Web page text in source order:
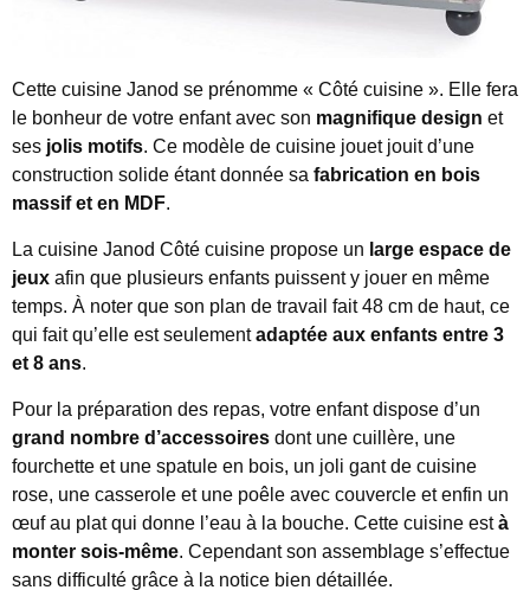
Cette cuisine Janod se prénomme « Côté cuisine ». Elle fera
le bonheur de votre enfant avec son magnifique design et
ses jolis motifs. Ce modèle de cuisine jouet jouit d’une
construction solide étant donnée sa fabrication en bois
massif et en MDF.
La cuisine Janod Côté cuisine propose un large espace de
jeux afin que plusieurs enfants puissent y jouer en même
temps. À noter que son plan de travail fait 48 cm de haut, ce
qui fait qu’elle est seulementadaptée aux enfants entre 3
et 8 ans.
Pour la préparation des repas, votre enfant dispose d’un
grand nombre d’accessoires dont une cuillère, une
fourchette et une spatule en bois, un joli gant de cuisine
rose, une casserole et une poêle avec couvercle et enfin un
œuf au plat qui donne l’eau à la bouche. Cette cuisine està
monter sois-même. Cependant son assemblage s’effectue
sans difficulté grâce à la notice bien détaillée.